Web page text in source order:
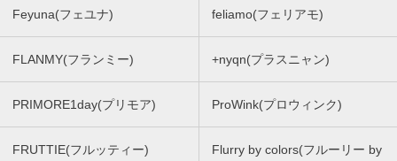
Feyuna(フェユナ) feliamo(フェリアモ)
FLANMY(フランミー) +nyqn(プラスニャン)
PRIMORE1day(プリモア) ProWink(プロウィンク)
FRUTTIE(フルッティー)
Flurry by colors(フルーリー by